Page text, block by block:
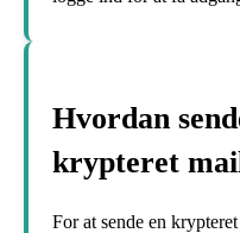
Hvordan
krypteret
For at sende en